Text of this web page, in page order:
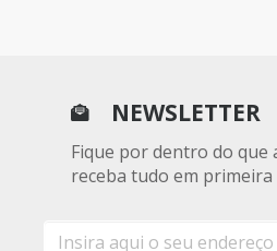
NEWSLETTER
Fique por dentro do que
receba tudo em primeira